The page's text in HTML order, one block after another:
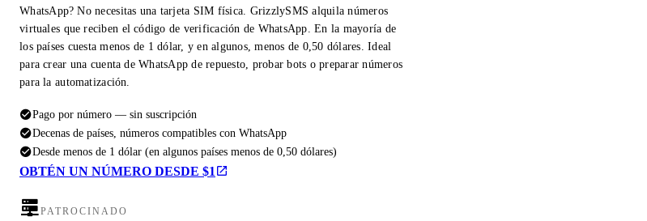
WhatsApp? No necesitas una tarjeta SIM física. GrizzlySMS alquila números
virtuales que reciben el código de verificación de WhatsApp. En la mayoría de
los países cuesta menos de 1 dólar, y en algunos, menos de 0,50 dólares. Ideal
para crear una cuenta de WhatsApp de repuesto, probar bots o preparar números
para la automatización.
Pago por número — sin suscripción
Decenas de países, números compatibles con WhatsApp
Desde menos de 1 dólar (en algunos países menos de 0,50 dólares)
OBTÉN UN NÚMERO DESDE $1
PATROCINADO